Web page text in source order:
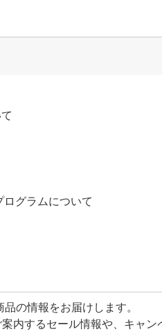
グラムについて
の情報をお届けします。
内するセール情報や、キャン